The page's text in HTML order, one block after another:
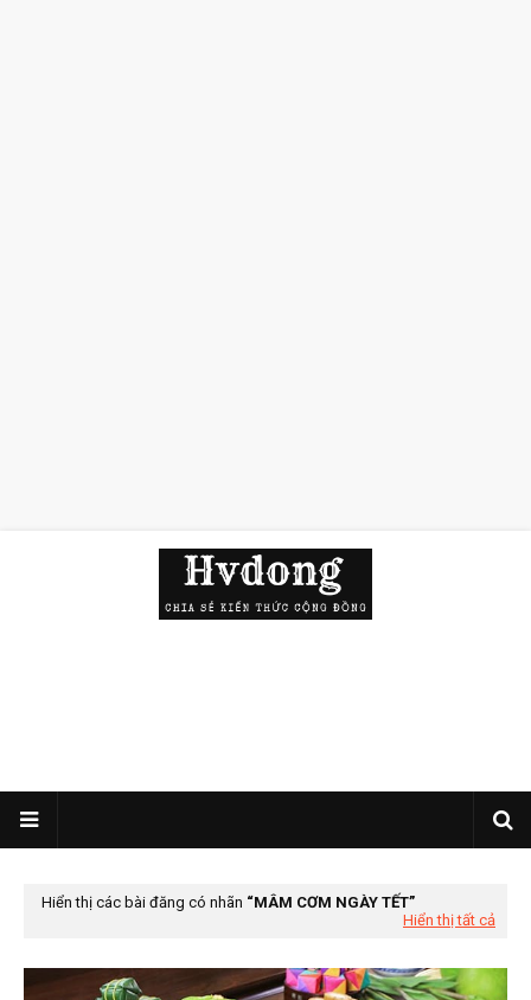
Hiển thị các bài đăng có nhãn
MÂM CƠM NGÀY TẾT
Hiển thị tất cả